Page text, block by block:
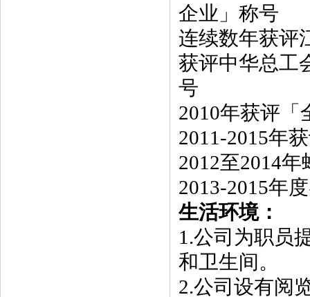
企业」称号
连续数年获评
获评中华总工
号
2010年获评
2011-2015年
2012至2014
2013-2015年
生活环境：
1.公司为职员
和卫生间。
2.公司设有阅